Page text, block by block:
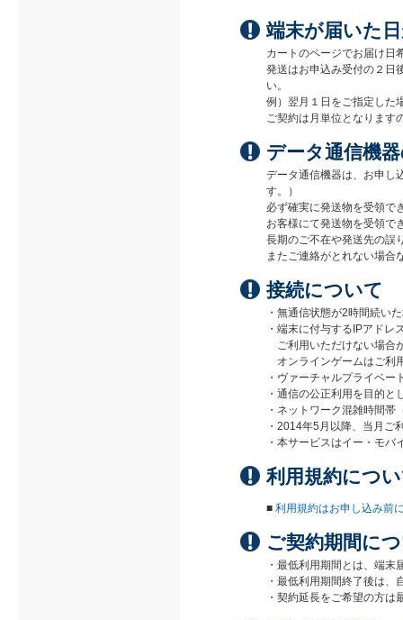
端末が届いた
カートのページでお届け日
発送はお申込み受付の２日
い。
例）翌月１日をご指定した
ご契約は月単位となります
データ通信機
データ通信機器は、お申し
す。）
必ず確実に発送物を受領で
お客様にて発送物を受領で
長期のご不在や発送先の誤
またご連絡がとれない場合
接続について
・無通信状態が2時間続い
・端末に付与するIPアド
ご利用いただけない場合
オンラインゲームはご利
・ヴァーチャルプライベ
・通信の公正利用を目的
・ネットワーク混雑時間
・2014年5月以降、当月ご
・本サービスはイー・モ
利用規約につ
■ 利用規約はお申し込み前
ご契約期間に
・最低利用期間とは、端
・最低利用期間終了後は
・契約延長をご希望の方